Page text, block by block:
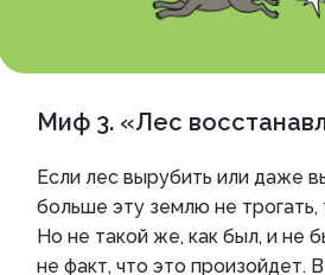
Миф 3. «Лес
Если лес вырубить или даже
больше эту землю не трогать,
Но не такой же, как был, и не
не факт, что это произойдет.